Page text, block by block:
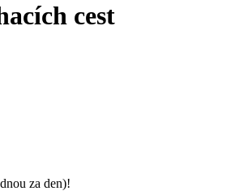
cest
za den)!